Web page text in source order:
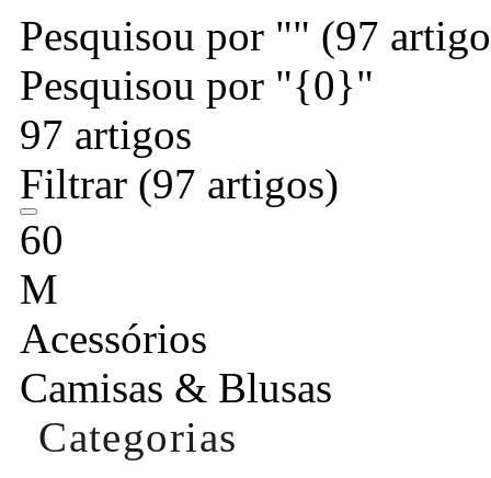
Pesquisou por "" (97
Pesquisou por "{0}"
97 artigos
Filtrar (97 artigos)
60
M
Acessórios
Camisas & Blusas
Categorias